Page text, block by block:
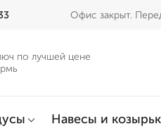
Офис закрыт.
по лучшей цене
Навесы и